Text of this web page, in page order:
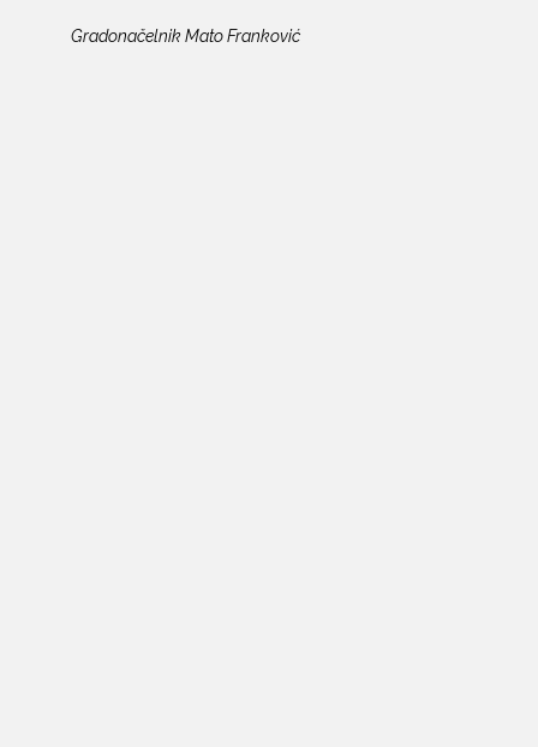
Gradonačelnik Mato Franković